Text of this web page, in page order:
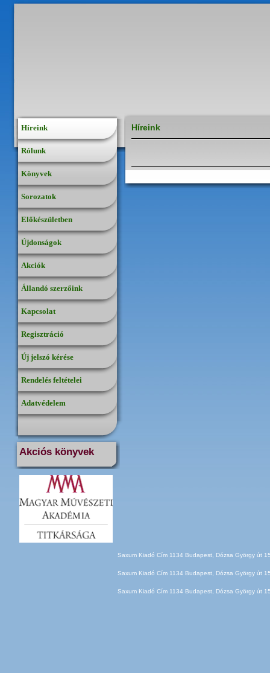
Híreink
Rólunk
Könyvek
Sorozatok
Előkészületben
Újdonságok
Akciók
Állandó szerzőink
Kapcsolat
Regisztráció
Új jelszó kérése
Rendelés feltételei
Adatvédelem
Akciós könyvek
Híreink
Saxum Kiadó Cím 1134 Budapest, Dózsa György út
Saxum Kiadó Cím 1134 Budapest, Dózsa György út
Saxum Kiadó Cím 1134 Budapest, Dózsa György út